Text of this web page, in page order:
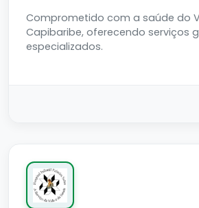
Comprometido com a saúde do
Capibaribe, oferecendo serviços
especializados.